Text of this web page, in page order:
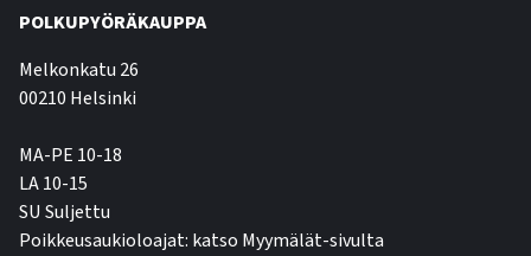
POLKUPYÖRÄKAUPPA
Melkonkatu 26
00210 Helsinki
MA-PE 10-18
LA 10-15
SU Suljettu
Poikkeusaukioloajat: katso Myymälät-sivulta